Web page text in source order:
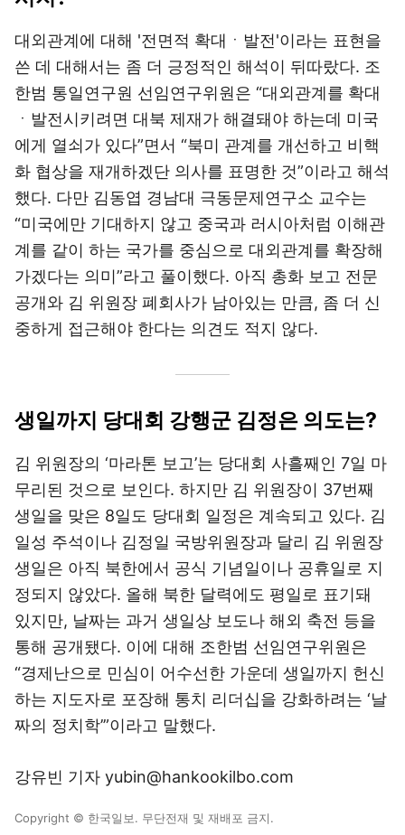
대외관계에 대해 '전면적 확대ㆍ발전'이라는 표현을
쓴 데 대해서는 좀 더 긍정적인 해석이 뒤따랐다. 조
한범 통일연구원 선임연구위원은 “대외관계를 확대
ㆍ발전시키려면 대북 제재가 해결돼야 하는데 미국
에게 열쇠가 있다”면서 “북미 관계를 개선하고 비핵
화 협상을 재개하겠단 의사를 표명한 것”이라고 해석
했다. 다만 김동엽 경남대 극동문제연구소 교수는
“미국에만 기대하지 않고 중국과 러시아처럼 이해관
계를 같이 하는 국가를 중심으로 대외관계를 확장해
가겠다는 의미”라고 풀이했다. 아직 총화 보고 전문
공개와 김 위원장 폐회사가 남아있는 만큼, 좀 더 신
중하게 접근해야 한다는 의견도 적지 않다.
생일까지 당대회 강행군 김정은 의도는?
김 위원장의 ‘마라톤 보고’는 당대회 사흘째인 7일 마
무리된 것으로 보인다. 하지만 김 위원장이 37번째
생일을 맞은 8일도 당대회 일정은 계속되고 있다. 김
일성 주석이나 김정일 국방위원장과 달리 김 위원장
생일은 아직 북한에서 공식 기념일이나 공휴일로 지
정되지 않았다. 올해 북한 달력에도 평일로 표기돼
있지만, 날짜는 과거 생일상 보도나 해외 축전 등을
통해 공개됐다. 이에 대해 조한범 선임연구위원은
“경제난으로 민심이 어수선한 가운데 생일까지 헌신
하는 지도자로 포장해 통치 리더십을 강화하려는 ‘날
짜의 정치학’”이라고 말했다.
강유빈 기자 yubin@hankookilbo.com
Copyright © 한국일보. 무단전재 및 재배포 금지.